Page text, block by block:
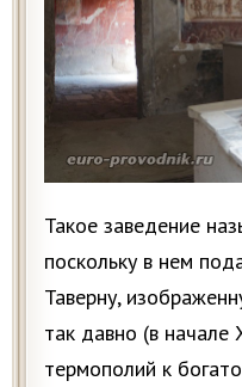
Такое заведение
поскольку в нем
Таверну,
так давно (в начале
термополий к